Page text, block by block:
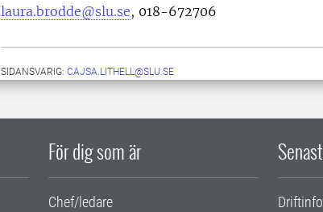
laura.brodde@slu.se, 018-672706
SIDANSVARIG: CAJSA.LITHELL@SLU.SE
För dig som är
Chef/ledare